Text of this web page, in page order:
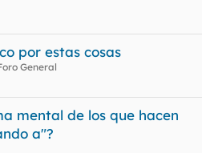
por estas cosas
General
mental de los que hacen
a"?